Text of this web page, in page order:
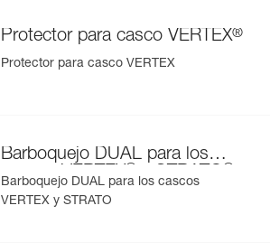
Protector para casco VERTEX®
Protector para casco VERTEX
Barboquejo DUAL para los
cascos VERTEX
y STRATO
Barboquejo DUAL para los cascos
VERTEX y STRATO